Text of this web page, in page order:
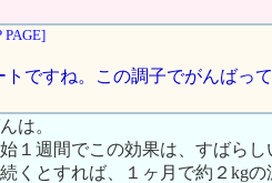
PAGE]
トですね。この調子でがんばっ
は。
１週間でこの効果は、すばらし
くとすれば、１ヶ月で約２kg